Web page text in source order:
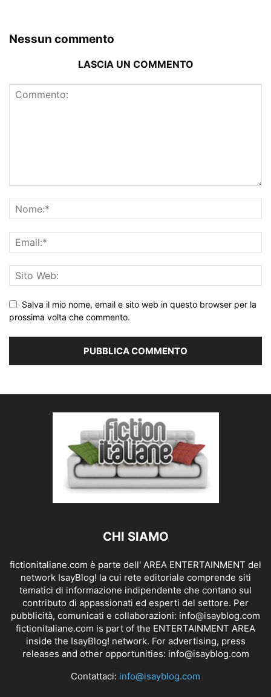
Nessun commento
LASCIA UN COMMENTO
Salva il mio nome, email e sito web in questo browser per la
prossima volta che commento.
CHI SIAMO
fictionitaliane.com è parte dell' AREA ENTERTAINMENT del
network IsayBlog! la cui rete editoriale comprende siti
tematici di informazione indipendente che contano sul
contributo di appassionati ed esperti del settore. Per
pubblicità, comunicati e collaborazioni: info@isayblog.com
fictionitaliane.com is part of the ENTERTAINMENT AREA
inside the IsayBlog! network. For advertising, press
releases and other opportunities: info@isayblog.com
Contattaci: info@isayblog.com